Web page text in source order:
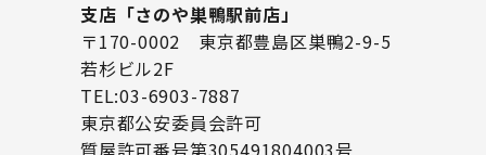
支店「さのや巣鴨駅前店」
〒170-0002 東京都豊島区巣鴨2-9-5
若杉ビル2F
TEL:03-6903-7887
東京都公安委員会許可
質屋許可番号第305491804003号